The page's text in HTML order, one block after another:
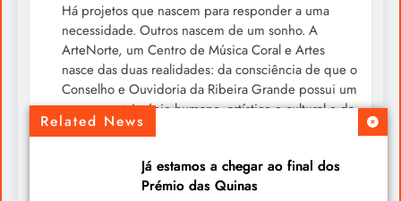
Related News
Já estamos a chegar ao final dos
Prémio das Quinas
Há projetos que nascem para responder a uma
necessidade. Outros nascem de um sonho. A
ArteNorte, um Centro de Música Coral e Artes
nasce das duas realidades: da consciência de que o
Conselho e Ouvidoria da Ribeira Grande possui um
enorme património humano, artístico e cultural e da
convicção de que esse património merece ser...
Um livro para ler devagar neste verão